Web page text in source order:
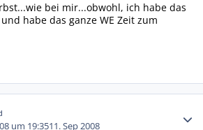
bei mir...obwohl, ich habe das
habe das ganze WE Zeit zum
um 19:3511. Sep 2008